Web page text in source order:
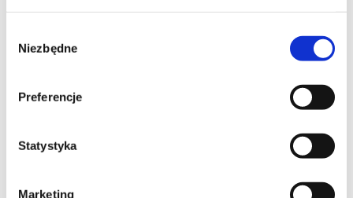
zgody
Niezbędne
Preferencje
Statystyka
Marketing
Wyrażam zgodę na przetwarzanie moich danych osobowych podanych w
formularzu w celu realizacji zgłoszenia (przygotowania odpowiedzi, oferty,